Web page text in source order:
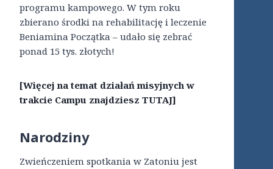
programu kampowego. W tym roku
zbierano środki na rehabilitację i leczenie
Beniamina Początka – udało się zebrać
ponad 15 tys. złotych!
[Więcej na temat działań misyjnych w
trakcie Campu znajdziesz TUTAJ]
Narodziny
Zwieńczeniem spotkania w Zatoniu jest